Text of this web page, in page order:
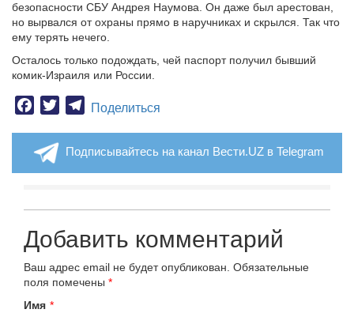
безопасности СБУ Андрея Наумова. Он даже был арестован,
но вырвался от охраны прямо в наручниках и скрылся. Так что
ему терять нечего.
Осталось только подождать, чей паспорт получил бывший
комик-Израиля или России.
Facebook
TwitterTelegram
Поделиться
Подписывайтесь на канал Вести.UZ в Telegram
Добавить комментарий
Ваш адрес email не будет опубликован. Обязательные
поля помечены *
Имя *